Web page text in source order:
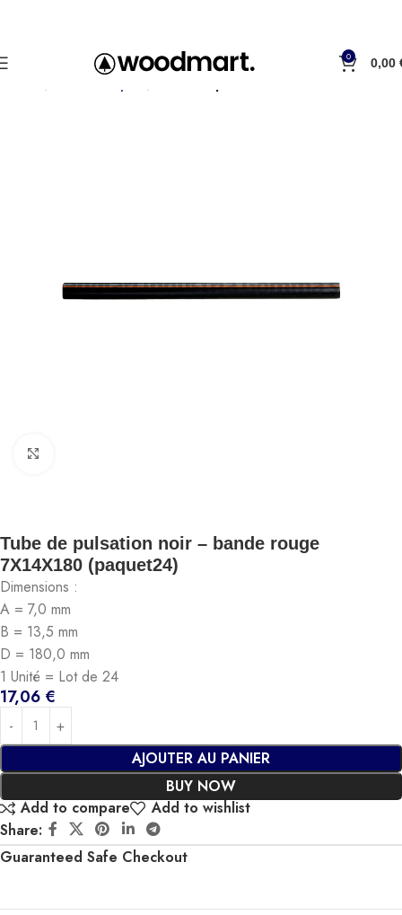
0 0,00
Tube de pulsation noir – bande rouge
7X14X180 (paquet24)
Dimensions :
A = 7,0 mm
B = 13,5 mm
D = 180,0 mm
1 Unité = Lot de 24
17,06 €
AJOUTER AU PANIER
BUY NOW
Add to compare
Add to wishlist
Share:
Guaranteed Safe Checkout